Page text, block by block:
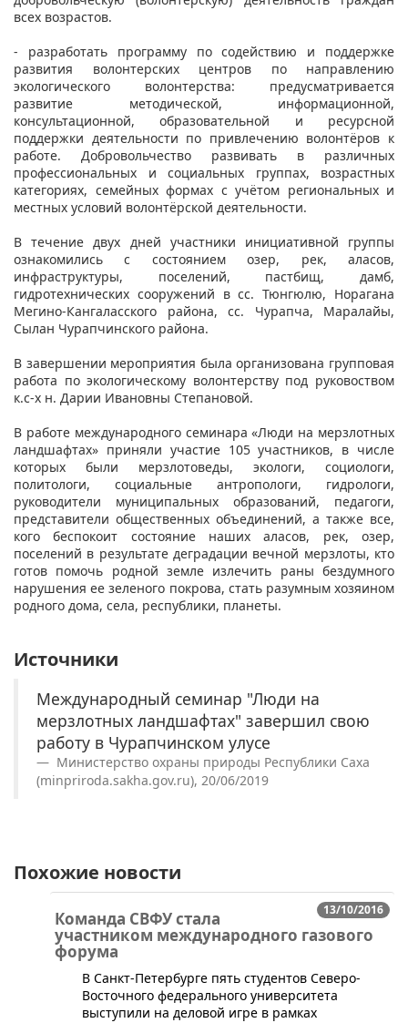
всех возрастов.
- разработать программу по содействию и поддержке
развития волонтерских центров по направлению
экологического волонтерства: предусматривается
развитие методической, информационной,
консультационной, образовательной и ресурсной
поддержки деятельности по привлечению волонтёров к
работе. Добровольчество развивать в различных
профессиональных и социальных группах, возрастных
категориях, семейных формах с учётом региональных и
местных условий волонтёрской деятельности.
В течение двух дней участники инициативной группы
ознакомились с состоянием озер, рек, аласов,
инфраструктуры, поселений, пастбищ, дамб,
гидротехнических сооружений в сс. Тюнгюлю, Норагана
Мегино-Кангаласского района, сс. Чурапча, Маралайы,
Сылан Чурапчинского района.
В завершении мероприятия была организована групповая
работа по экологическому волонтерству под руковоством
к.с-х н. Дарии Ивановны Степановой.
В работе международного семинара «Люди на мерзлотных
ландшафтах» приняли участие 105 участников, в числе
которых были мерзлотоведы, экологи, социологи,
политологи, социальные антропологи, гидрологи,
руководители муниципальных образований, педагоги,
представители общественных объединений, а также все,
кого беспокоит состояние наших аласов, рек, озер,
поселений в результате деградации вечной мерзлоты, кто
готов помочь родной земле излечить раны бездумного
нарушения ее зеленого покрова, стать разумным хозяином
родного дома, села, республики, планеты.
Источники
Международный семинар "Люди на
мерзлотных ландшафтах" завершил свою
работу в Чурапчинском улусе
Министерство охраны природы Республики Саха
(minpriroda.sakha.gov.ru), 20/06/2019
Похожие новости
13/10/2016
Команда СВФУ стала
участником международного газового
форума
​В Санкт-Петербурге пять студентов Северо-
Восточного федерального университета
выступили на деловой игре в рамках